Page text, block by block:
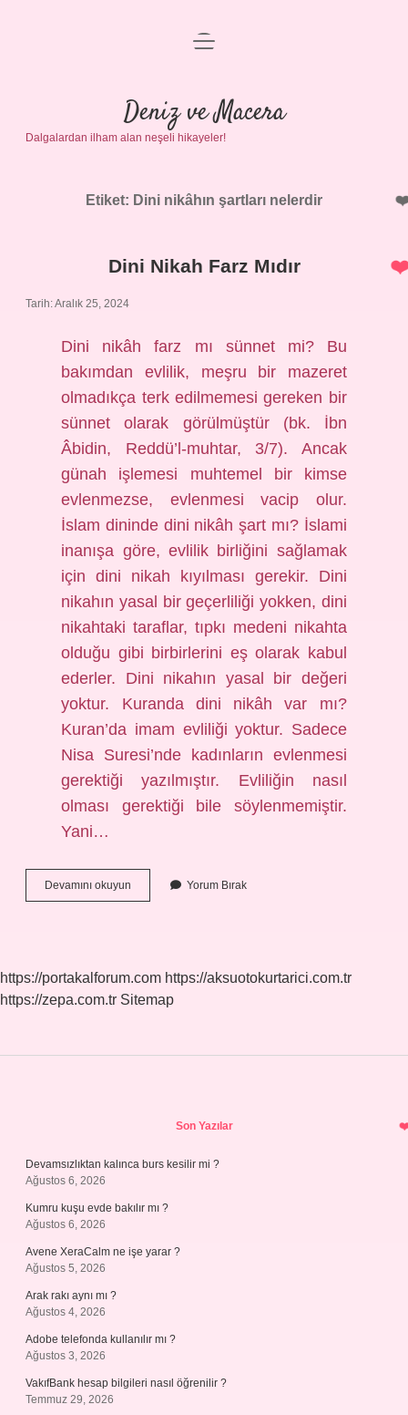
Anasayfa
Gizlilik Politikası
Yasal Uyarı
menüyü
Deniz ve Macera
Dalgalardan ilham alan neşeli hikayeler!
Etiket: Dini nikâhın şartları nelerdir
Dini Nikah Farz Mıdır
Tarih: Aralık 25, 2024
Dini nikâh farz mı sünnet mi? Bu
bakımdan evlilik, meşru bir mazeret
olmadıkça terk edilmemesi gereken bir
sünnet olarak görülmüştür (bk. İbn
Âbidin, Reddü’l-muhtar, 3/7). Ancak
günah işlemesi muhtemel bir kimse
evlenmezse, evlenmesi vacip olur.
İslam dininde dini nikâh şart mı? İslami
inanışa göre, evlilik birliğini sağlamak
için dini nikah kıyılması gerekir. Dini
nikahın yasal bir geçerliliği yokken, dini
nikahtaki taraflar, tıpkı medeni nikahta
olduğu gibi birbirlerini eş olarak kabul
ederler. Dini nikahın yasal bir değeri
yoktur. Kuranda dini nikâh var mı?
Kuran’da imam evliliği yoktur. Sadece
Nisa Suresi’nde kadınların evlenmesi
gerektiği yazılmıştır. Evliliğin nasıl
olması gerektiği bile söylenmemiştir.
Yani…
Devamını okuyun
Nikah
Yorum Bırak
https://portakalforum.com https://aksuotokurtarici.com.tr
https://zepa.com.tr Sitemap
Son Yazılar
Devamsızlıktan kalınca burs kesilir mi ?
Ağustos 6, 2026
Kumru kuşu evde bakılır mı ?
Ağustos 6, 2026
Avene XeraCalm ne işe yarar ?
Ağustos 5, 2026
Arak rakı aynı mı ?
Ağustos 4, 2026
Adobe telefonda kullanılır mı ?
Ağustos 3, 2026
VakıfBank hesap bilgileri nasıl öğrenilir ?
Temmuz 29, 2026